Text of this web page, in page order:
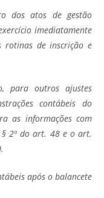
dos atos de gestão
imediatamente
rotinas de inscrição e
para outros ajustes
contábeis do
as informações com
2º do art. 48 e o art.
após o balancete